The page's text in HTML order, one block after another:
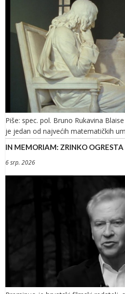
Piše: spec. pol. Bruno Rukavina
je jedan od najvećih matematičkih
IN MEMORIAM: ZRINKO
6 srp. 2026